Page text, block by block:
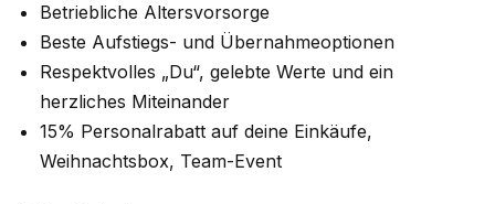
Betriebliche Altersvorsorge
Beste Aufstiegs- und Übernahmeoptionen
Respektvolles „Du“, gelebte Werte und ein
herzliches Miteinander
15% Personalrabatt auf deine Einkäufe,
Weihnachtsbox, Team-Event